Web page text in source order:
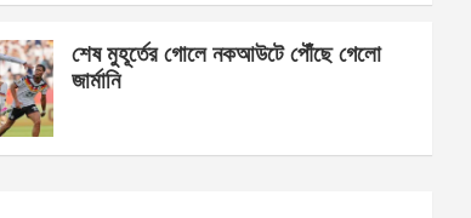
শেষ মুহূর্তের গোলে নকআউটে পৌঁছে গেলো
জার্মানি